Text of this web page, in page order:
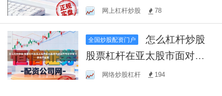
先机，财富增值新选择！
网上杠杆炒股 78
全国炒股配资门户
怎么杠杆炒股
股票杠杆在亚太股市面对震
荡市环境的市场环境下的资
网络炒股杠杆 194